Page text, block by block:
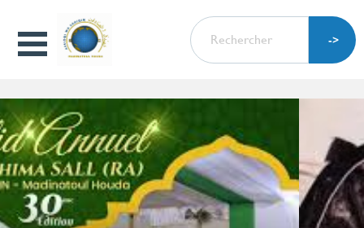
contenu
Open
Menu
RECHERCHER